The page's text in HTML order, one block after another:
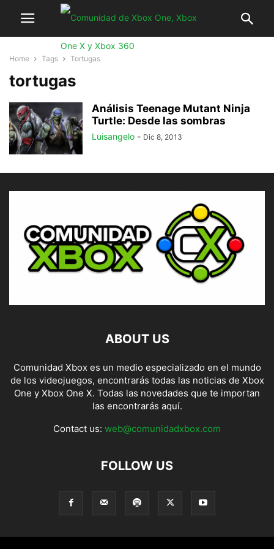
Home Tags Tortugas
tortugas
Análisis Teenage Mutant Ninja
Turtle: Desde las sombras
Luisangelo - Dic 8, 2013
ABOUT US
Comunidad Xbox es un medio especializado en el mundo
de los videojuegos, encontrarás todas las noticias de Xbox
One y Xbox One X. Todas las novedades que te importan
las encontrarás aquí.
Contact us: web@comunidadxbox.com
FOLLOW US